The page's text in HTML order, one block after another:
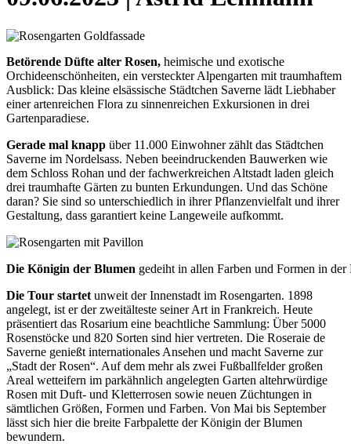
Betörende Düfte alter Rosen, heimische und exotische
Orchideenschönheiten, ein versteckter Alpengarten mit traumhaftem
Ausblick: Das kleine elsässische Städtchen Saverne lädt Liebhaber
einer artenreichen Flora zu sinnenreichen Exkursionen in drei
Gartenparadiese.
Gerade mal knapp über 11.000 Einwohner zählt das Städtchen
Saverne im Nordelsass. Neben beeindruckenden Bauwerken wie
dem Schloss Rohan und der fachwerkreichen Altstadt laden gleich
drei traumhafte Gärten zu bunten Erkundungen. Und das Schöne
daran? Sie sind so unterschiedlich in ihrer Pflanzenvielfalt und ihrer
Gestaltung, dass garantiert keine Langeweile aufkommt.
Die Königin der Blumen gedeiht in allen Farben und Formen in der
Die Tour startet unweit der Innenstadt im Rosengarten. 1898
angelegt, ist er der zweitälteste seiner Art in Frankreich. Heute
präsentiert das Rosarium eine beachtliche Sammlung: Über 5000
Rosenstöcke und 820 Sorten sind hier vertreten. Die Roseraie de
Saverne genießt internationales Ansehen und macht Saverne zur
„Stadt der Rosen“. Auf dem mehr als zwei Fußballfelder großen
Areal wetteifern im parkähnlich angelegten Garten altehrwürdige
Rosen mit Duft- und Kletterrosen sowie neuen Züchtungen in
sämtlichen Größen, Formen und Farben. Von Mai bis September
lässt sich hier die breite Farbpalette der Königin der Blumen
bewundern.